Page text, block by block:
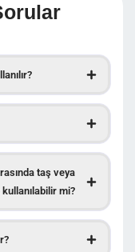
taş veya
mi?